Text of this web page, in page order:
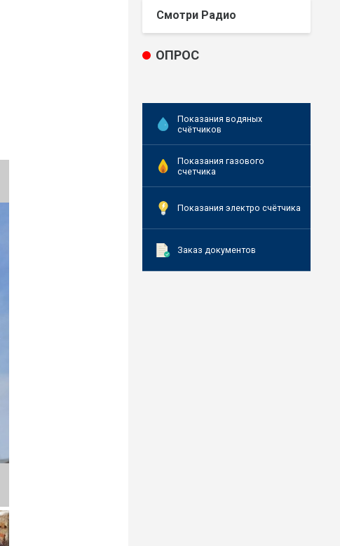
Смотри Радио
ОПРОС
Показания водяных
счётчиков
Показания газового
счетчика
Показания электро счётчика
Заказ документов